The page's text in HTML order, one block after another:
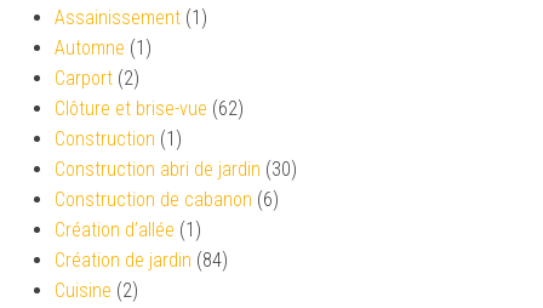
Assainissement (1)
Automne (1)
Carport (2)
Clôture et brise-vue (62)
Construction (1)
Construction abri de jardin (30)
Construction de cabanon (6)
Création d’allée (1)
Création de jardin (84)
Cuisine (2)